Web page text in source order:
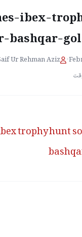
ibex-
bashqar-
•
Ur Rehman Aziz